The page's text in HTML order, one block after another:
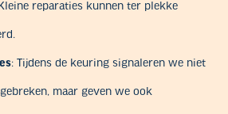
reparaties kunnen ter plekke
: Tijdens de keuring signaleren we niet
maar geven we ook